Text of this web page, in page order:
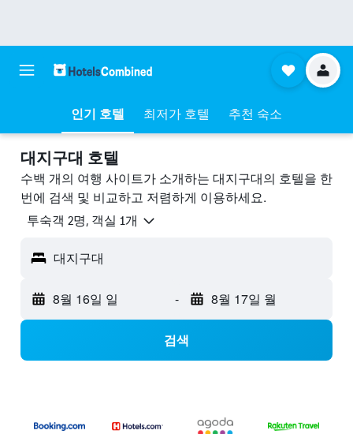
인기 호텔 최저가 호텔 추천 숙소
대지구대 호텔
수백 개의 여행 사이트가 소개하는 대지구대의 호텔을 한
번에 검색 및 비교하고 저렴하게 이용하세요.
​투숙객 2​명, ​객실 1개
대지구대
8월 16일 일 - 8월 17일 월
검색